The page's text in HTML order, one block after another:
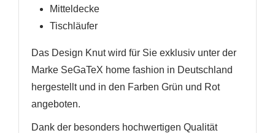
Mitteldecke
Tischläufer
Das Design Knutwird für Sie exklusiv unter der
Marke SeGaTeX home fashion in Deutschland
hergestellt und in den Farben Grün und Rot
angeboten.
Dank der besonders hochwertigen Qualität